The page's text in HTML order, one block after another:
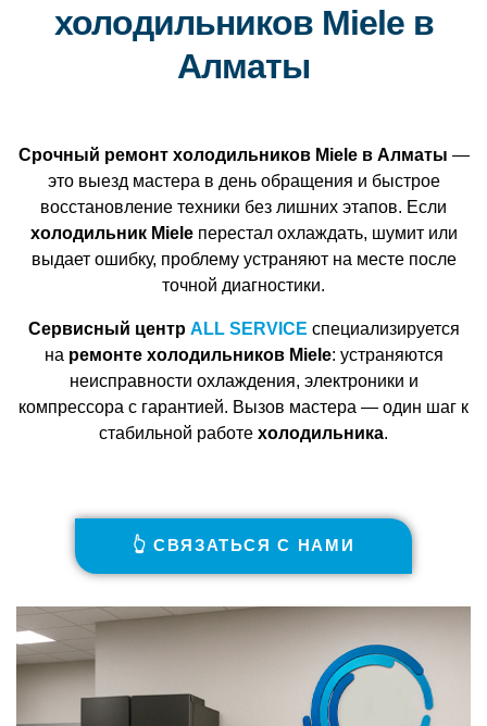
холодильников Miele в
Алматы
Срочный ремонт холодильников Miele в Алматы —
это выезд мастера в день обращения и быстрое
восстановление техники без лишних этапов. Если
холодильник Mieleперестал охлаждать, шумит или
выдает ошибку, проблему устраняют на месте после
точной диагностики.
Сервисный центр ALL SERVICE специализируется
на ремонте холодильников Miele: устраняются
неисправности охлаждения, электроники и
компрессора с гарантией. Вызов мастера — один шаг к
стабильной работе холодильника.
👆 СВЯЗАТЬСЯ С НАМИ